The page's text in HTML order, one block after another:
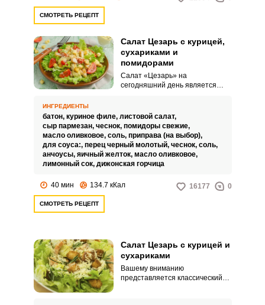
СМОТРЕТЬ РЕЦЕПТ
Салат Цезарь с курицей,
сухариками и
помидорами
Салат «Цезарь» на
сегодняшний день является
вниманию один из
популярнейших рецептов
салата «Цезарь», который,
несомненно, доводилось
попробовать каждому: с курицей
и сухариками.
ИНГРЕДИЕНТЫ
батон, куриное филе, листовой салат,
сыр пармезан, чеснок, помидоры свежие,
масло оливковое, соль, приправа (на выбор),
для соуса:, перец черный молотый, чеснок, соль,
анчоусы, яичный желток, масло оливковое,
лимонный сок, дижонская горчица
40 мин 134.7 кКал 16177 0
СМОТРЕТЬ РЕЦЕПТ
Салат Цезарь с курицей и
сухариками
Вашему вниманию
представляется классический